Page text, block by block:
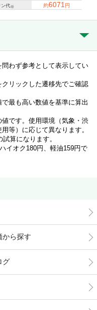
ン代※ 約6071円
わず参考として表示してい
リックした遷移先でご確認
最も高い数値を基準に算出
です。使用環境（気象・渋
等）に応じて異なります。
算になります。
イオク180円、軽油159円で
から探す
グ